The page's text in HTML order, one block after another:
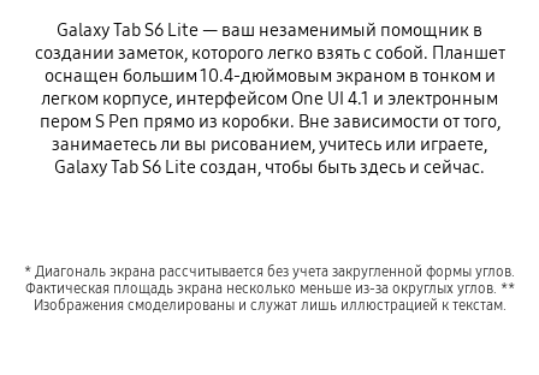
Galaxy Tab S6 Lite — ваш незаменимый помощник в
создании заметок, которого легко взять с собой. Планшет
оснащен большим 10.4-дюймовым экраном в тонком и
легком корпусе, интерфейсом One UI 4.1 и электронным
пером S Pen прямо из коробки. Вне зависимости от того,
занимаетесь ли вы рисованием, учитесь или играете,
Galaxy Tab S6 Lite создан, чтобы быть здесь и сейчас.
* Диагональ экрана рассчитывается без учета закругленной формы углов.
Фактическая площадь экрана несколько меньше из-за округлых углов. **
Изображения смоделированы и служат лишь иллюстрацией к текстам.